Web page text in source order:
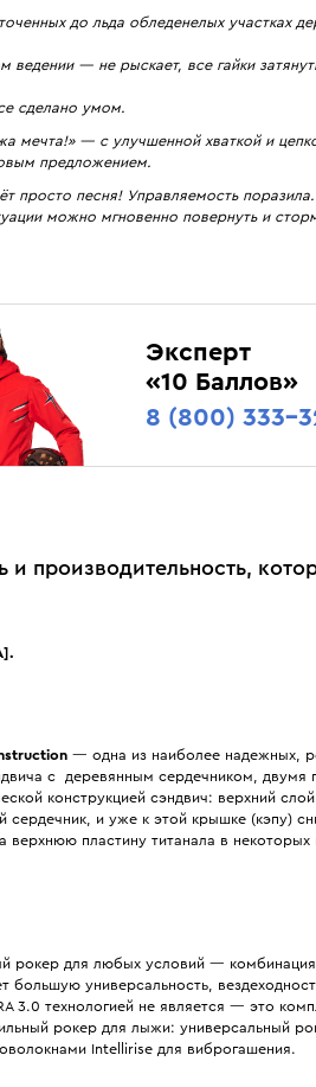
до льда обледенелых участках
ведении — не рыскает, все гайки
сделано умом.
мечта!» — с улучшенной хваткой и
предложением.
просто песня! Управляемость
можно мгновенно повернуть и
Эксперт
«10 Баллов»
8 (800) 333-
и производительность,
— одна из наиболее надежных,
с деревянным сердечником, двумя
конструкцией сэндвич: верхний
сердечник, и уже к этой крышке (кэпу)
пластину титанала в некоторых
рокер для любых условий —
универсальность,
3.0 технологией не является — это
рокер для лыжи: универсальный
Intellirise для виброгашения.